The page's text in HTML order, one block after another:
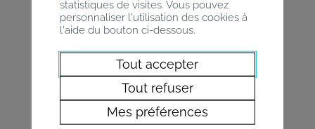
statistiques de visites. Vous pouvez
personnaliser l'utilisation des cookies à
l'aide du bouton ci-dessous.
Tout accepter
Tout refuser
Mes préférences